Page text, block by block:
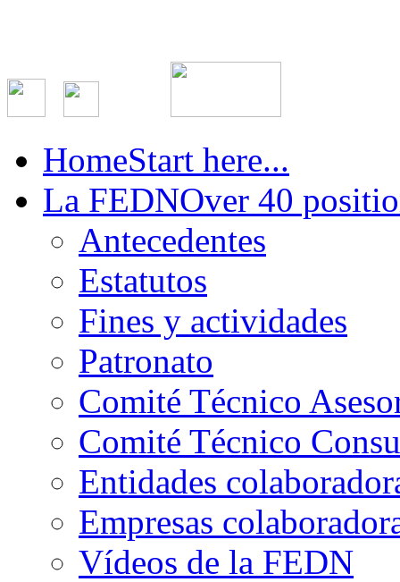
HomeStart here...
La FEDNOver 40
Antecedentes
Estatutos
Fines y actividades
Patronato
Comité Técnico
Comité Técnico
Entidades
Empresas
Vídeos de la FEDN